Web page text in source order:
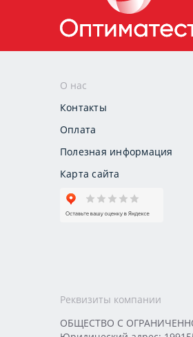
О нас
Контакты
Оплата
Полезная информация
Карта сайта
Реквизиты компании
ОБЩЕСТВО С